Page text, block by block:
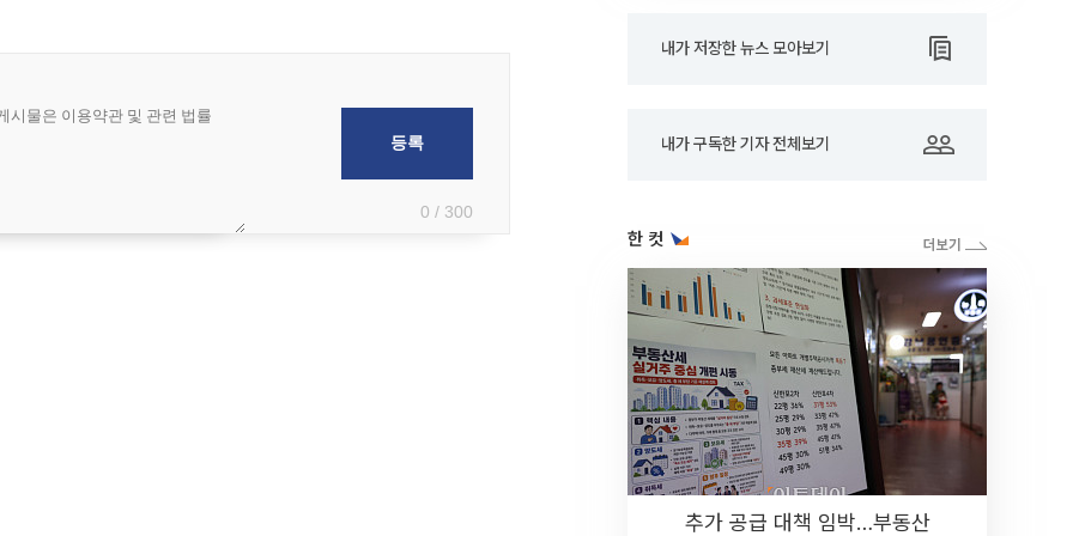
0 / 300
내가 저장한 뉴스 모아보기
내가 구독한 기자 전체보기
한 컷
추가 공급 대책 임박…부동산